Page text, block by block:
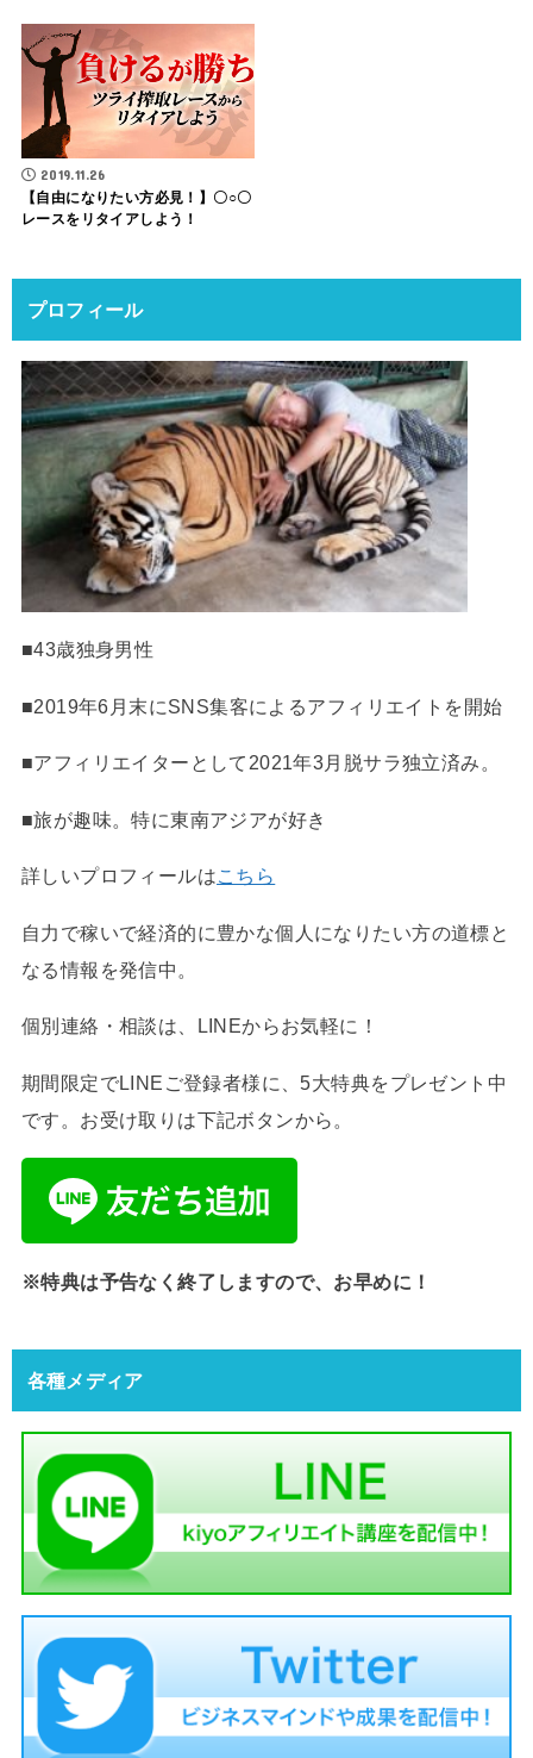
2019.11.26
【自由になりたい方必見！】〇○〇
レースをリタイアしよう！
プロフィール
■43歳独身男性
■2019年6月末にSNS集客によるアフィリエイトを開始
■アフィリエイターとして2021年3月脱サラ独立済み。
■旅が趣味。特に東南アジアが好き
詳しいプロフィールはこちら
自力で稼いで経済的に豊かな個人になりたい方の道標と
なる情報を発信中。
個別連絡・相談は、LINEからお気軽に！
期間限定でLINEご登録者様に、5大特典をプレゼント中
です。お受け取りは下記ボタンから。
※特典は予告なく終了しますので、お早めに！
各種メディア